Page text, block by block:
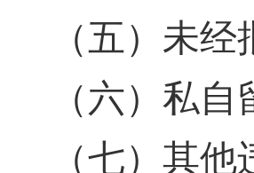
（五）未
（六）私
（七）其